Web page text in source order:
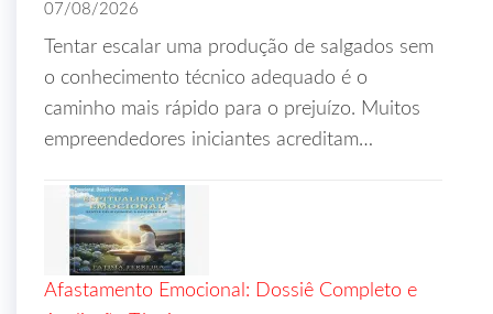
07/08/2026
Tentar escalar uma produção de salgados sem
o conhecimento técnico adequado é o
caminho mais rápido para o prejuízo. Muitos
empreendedores iniciantes acreditam…
Afastamento Emocional: Dossiê Completo e